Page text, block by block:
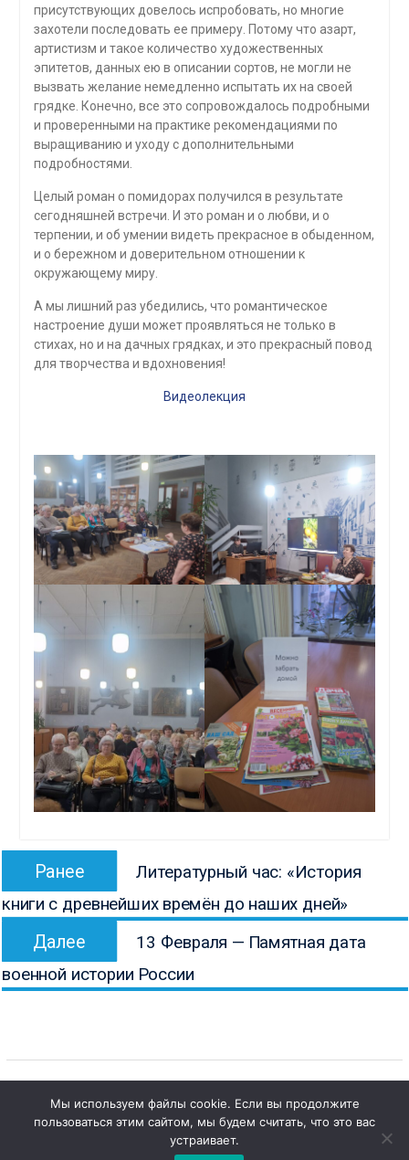
присутствующих довелось испробовать, но многие
захотели последовать ее примеру. Потому что азарт,
артистизм и такое количество художественных
эпитетов, данных ею в описании сортов, не могли не
вызвать желание немедленно испытать их на своей
грядке. Конечно, все это сопровождалось подробными
и проверенными на практике рекомендациями по
выращиванию и уходу с дополнительными
подробностями.
Целый роман о помидорах получился в результате
сегодняшней встречи. И это роман и о любви, и о
терпении, и об умении видеть прекрасное в обыденном,
и о бережном и доверительном отношении к
окружающему миру.
А мы лишний раз убедились, что романтическое
настроение души может проявляться не только в
стихах, но и на дачных грядках, и это прекрасный повод
для творчества и вдохновения!
Видеолекция
Навигация
записям
Ранее
запись:
Литературный час: «История
книги с древнейших времён до наших дней»
Далее Следующая
запись:
13 Февраля — Памятная дата
военной истории России
Copyright © Все права защищены.
КОНБ им. В.Г. Белинского
Мы используем файлы cookie. Если вы продолжите
пользоваться этим сайтом, мы будем считать, что это вас
устраивает.
1
Чат с